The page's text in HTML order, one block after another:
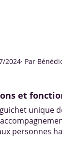
2024· Par
et
unique
personnes